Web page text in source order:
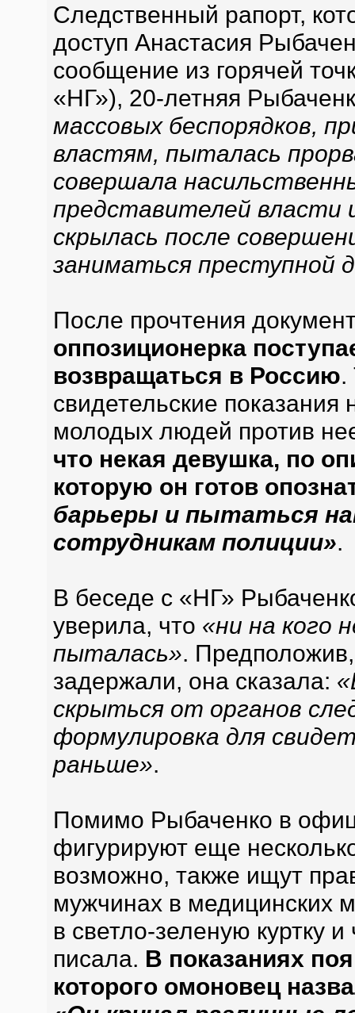
Следственный рапорт,
доступ Анастасия
сообщение из горячей
«НГ»), 20-летняя
массовых беспорядков,
властям, пыталась
совершала
представителей власти
скрылась после
заниматься преступной
После прочтения
оппозиционерка
возвращаться в Россию.
свидетельские
молодых людей против
что некая девушка, по
которую он готов
барьеры и пытаться
сотрудникам полиции».
В беседе с «НГ»
уверила, что «ни на кого
пыталась».
задержали, она сказала:
скрыться от органов
формулировка для
раньше».
Помимо Рыбаченко в
фигурируют еще
возможно, также ищут
мужчинах в медицинских
в светло-зеленую куртку
писала. В показаниях
которого омоновец